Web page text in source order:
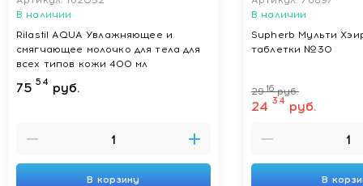
В наличии
Rilastil AQUA Увлажняющее и
смягчающее молочко для тела для
всех типов кожи 400 мл
75 54 руб.
В корзину
В наличии
Supherb Мульти
таблетки №30
2916 руб.
24 34 руб.
В